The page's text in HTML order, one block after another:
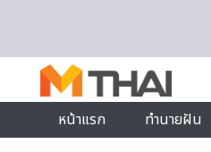
หน้าแรก
ทำนายฝัน